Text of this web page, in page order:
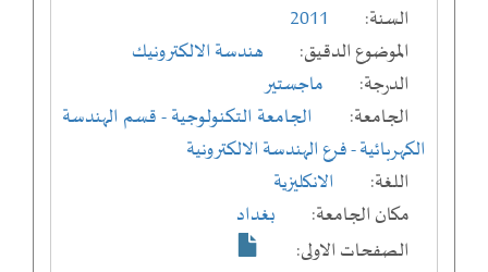
السنة:
2011
الموضوع الدقيق:
هندسة الالكترونيك
الدرجة:
ماجستير
الجامعة:
الجامعة التكنولوجية- قسم الهندسة
الكهربائية- فرع الهندسة الالكترونية
اللغة:
الانكليزية
مكان الجامعة:
بغداد
الصفحات الاولى: